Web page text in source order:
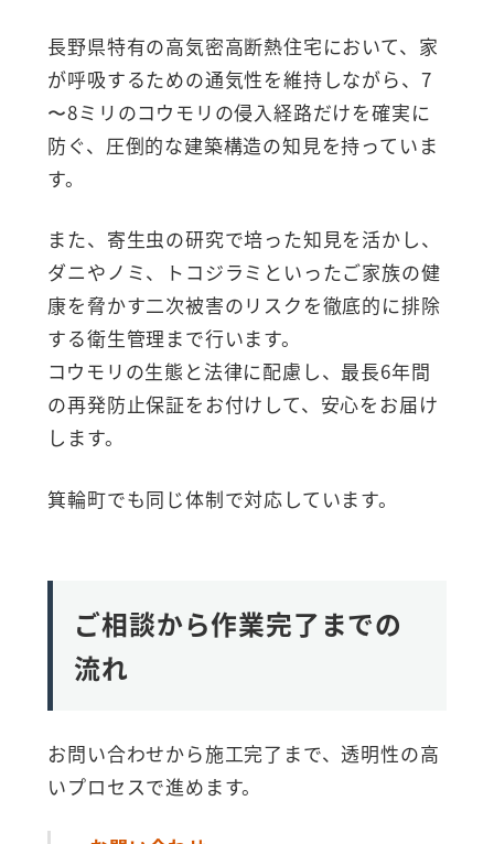
長野県特有の高気密高断熱住宅において、家
が呼吸するための通気性を維持しながら、7
〜8ミリのコウモリの侵入経路だけを確実に
防ぐ、圧倒的な建築構造の知見を持っていま
す。
また、寄生虫の研究で培った知見を活かし、
ダニやノミ、トコジラミといったご家族の健
康を脅かす二次被害のリスクを徹底的に排除
する衛生管理まで行います。
コウモリの生態と法律に配慮し、最長6年間
の再発防止保証をお付けして、安心をお届け
します。
箕輪町でも同じ体制で対応しています。
ご相談から作業完了までの
流れ
お問い合わせから施工完了まで、透明性の高
いプロセスで進めます。